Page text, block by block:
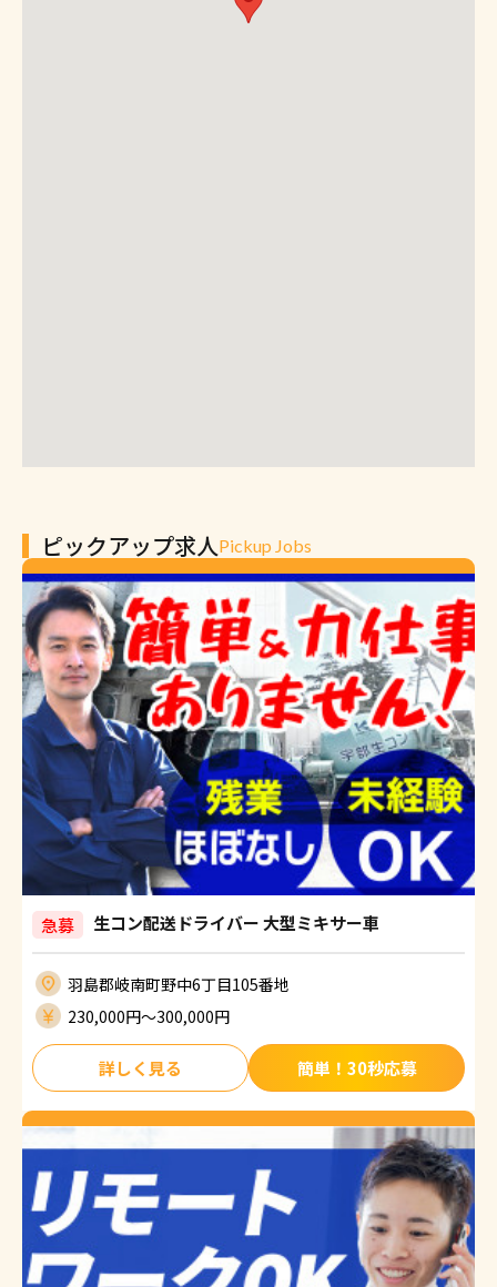
ピックアップ求人Pickup Jobs
急募 生コン配送ドライバー 大型ミキサー車
羽島郡岐南町野中6丁目105番地
230,000円〜300,000円
詳しく見る 簡単！30秒応募